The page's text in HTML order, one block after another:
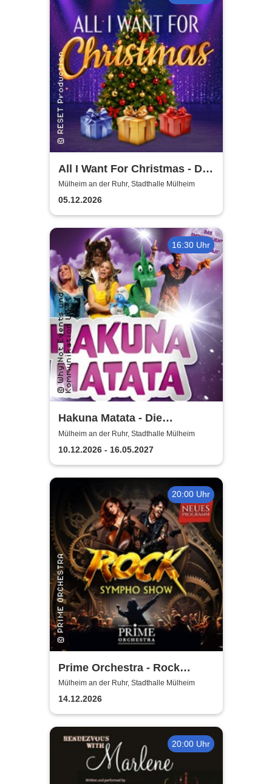
All I Want For Christmas - Die
besten Weihnachts-Pop-
Classics
Mülheim an der Ruhr, Stadthalle Mülheim
05.12.2026
16:30 Uhr
Hakuna Matata - Die
einzigartige große
Kindermusical-Gala
Mülheim an der Ruhr, Stadthalle Mülheim
10.12.2026 - 16.05.2027
20:00 Uhr
Prime Orchestra - Rock
Sympho Show
Mülheim an der Ruhr, Stadthalle Mülheim
14.12.2026
20:00 Uhr